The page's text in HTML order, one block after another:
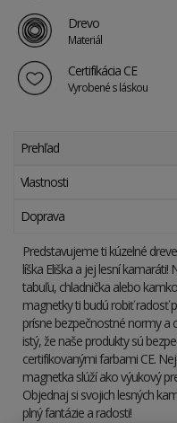
Drevo
Materiál
Certifikácia CE
Vyrobené s láskou
Prehľad
Vlastnosti
Doprava
Predstavujeme ti kúzelné
líška Eliška a jej lesní
tabuľu, chladnička alebo
magnetky ti budú robiť radosť
prísne bezpečnostné normy a
istý, že naše produkty sú
certifikovanými farbami CE.
magnetka slúží ako výukový
Objednaj si svojich lesných
plný fantázie a radosti!